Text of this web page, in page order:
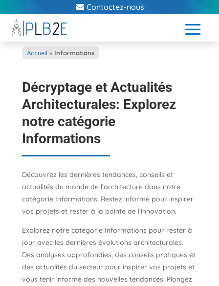
Contactez-nous
Accueil » Informations
Décryptage et Actualités
Architecturales: Explorez
notre catégorie
Informations
Découvrez les dernières tendances, conseils et
actualités du monde de l’architecture dans notre
catégorie Informations. Restez informé pour inspirer
vos projets et rester à la pointe de l’innovation.
Explorez notre catégorie Informations pour rester à
jour avec les dernières évolutions architecturales.
Des analyses approfondies, des conseils pratiques et
des actualités du secteur pour inspirer vos projets et
vous tenir informé des nouvelles tendances. Plongez